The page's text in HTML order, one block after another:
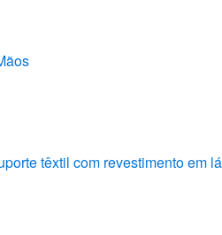
têxtil com revestimento em